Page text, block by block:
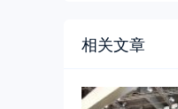
相关文章